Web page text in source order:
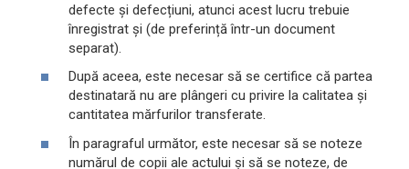
defecte și defecțiuni, atunci acest lucru trebuie
înregistrat și (de preferință într-un document
separat).
După aceea, este necesar să se certifice că partea
destinatară nu are plângeri cu privire la calitatea și
cantitatea mărfurilor transferate.
În paragraful următor, este necesar să se noteze
numărul de copii ale actului și să se noteze, de